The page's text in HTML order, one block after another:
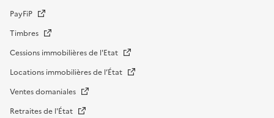
PayFiP
Timbres
Cessions immobilières de l'Etat
Locations immobilières de l’État
Ventes domaniales
Retraites de l'État